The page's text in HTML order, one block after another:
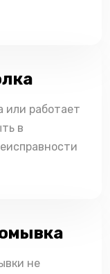
или работает
в
не